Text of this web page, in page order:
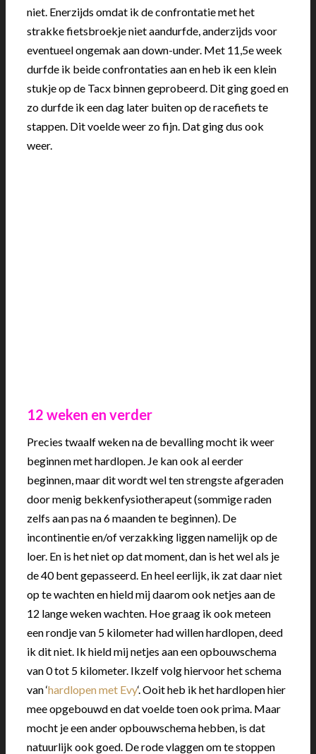
niet. Enerzijds omdat ik de confrontatie met het
strakke fietsbroekje niet aandurfde, anderzijds voor
eventueel ongemak aan down-under. Met 11,5e week
durfde ik beide confrontaties aan en heb ik een klein
stukje op de Tacx binnen geprobeerd. Dit ging goed en
zo durfde ik een dag later buiten op de racefiets te
stappen. Dit voelde weer zo fijn. Dat ging dus ook
weer.
12 weken en verder
Precies twaalf weken na de bevalling mocht ik weer
beginnen met hardlopen. Je kan ook al eerder
beginnen, maar dit wordt wel ten strengste afgeraden
door menig bekkenfysiotherapeut (sommige raden
zelfs aan pas na 6 maanden te beginnen). De
incontinentie en/of verzakking liggen namelijk op de
loer. En is het niet op dat moment, dan is het wel als je
de 40 bent gepasseerd. En heel eerlijk, ik zat daar niet
op te wachten en hield mij daarom ook netjes aan de
12 lange weken wachten. Hoe graag ik ook meteen
een rondje van 5 kilometer had willen hardlopen, deed
ik dit niet. Ik hield mij netjes aan een opbouwschema
van 0 tot 5 kilometer. Ikzelf volg hiervoor het schema
van ‘hardlopen met Evy‘. Ooit heb ik het hardlopen hier
mee opgebouwd en dat voelde toen ook prima. Maar
mocht je een ander opbouwschema hebben, is dat
natuurlijk ook goed. De rode vlaggen om te stoppen